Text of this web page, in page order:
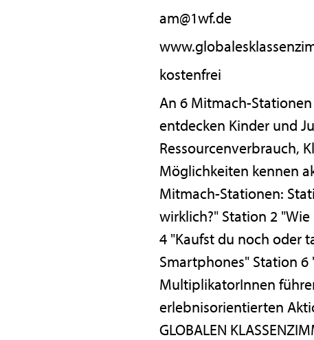
am@1wf.de
kostenfrei
An 6 Mitmach-
entdecken Kinder und
Ressourcenverbrauch,
Möglichkeiten kennen
Mitmach-Stationen:
wirklich?" Station 2
4 "Kaufst du noch oder
Smartphones" Station
MultiplikatorInnen
erlebnisorientierten
GLOBALEN